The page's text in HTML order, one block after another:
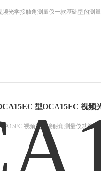
频光学接触角测量仪一款基础型的测
型OCA15EC 视频
视频光学接触角测量仪功能